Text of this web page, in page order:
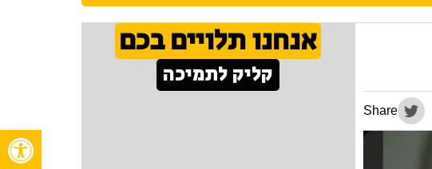
Share
אנחנו תלויים בכם
קליק לתמיכה